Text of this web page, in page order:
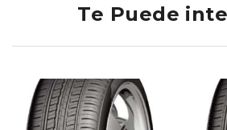
Te Puede